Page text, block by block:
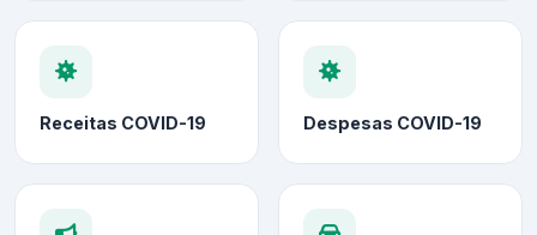
Receitas COVID-19 Despesas COVID-19